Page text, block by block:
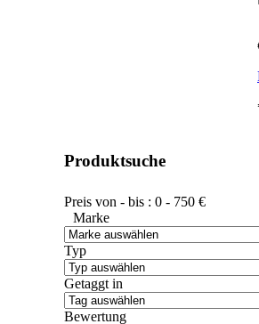
Produktsuche
Preis von - bis : 0 - 750 €
Marke
Typ
Getaggt in
Bewertung